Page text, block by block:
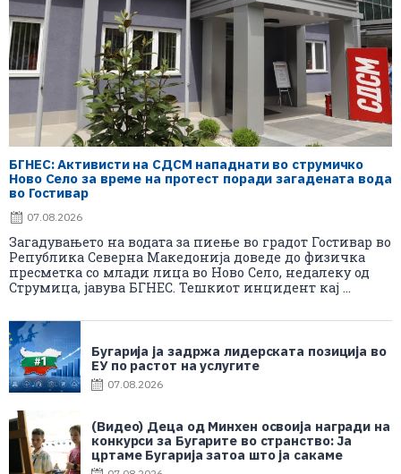
БГНЕС: Aктивисти на СДСМ нападнати во струмичко
Ново Село за време на протест поради загадената вода
во Гостивар
07.08.2026
Загадувањето на водата за пиење во градот Гостивар во
Република Северна Македонија доведе до физичка
пресметка со млади лица во Ново Село, недалеку од
Струмица, јавува БГНЕС. Тешкиот инцидент кај ...
Бугарија ја задржа лидерската позиција во
ЕУ по растот на услугите
07.08.2026
(Видео) Деца од Минхен освоија награди на
конкурси за Бугарите во странство: Ја
цртаме Бугарија затоа што ја сакаме